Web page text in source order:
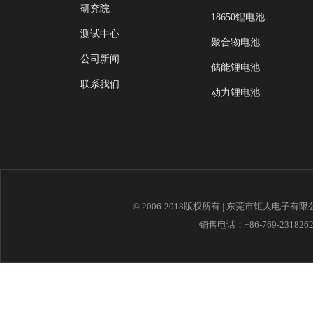
研究院
测试中心
公司新闻
联系我们
18650锂电池
聚合物电池
储能锂电池
动力锂电池
© 2006-2018版权所有 | 东莞市钜大电子有
销售电话：+86-769-